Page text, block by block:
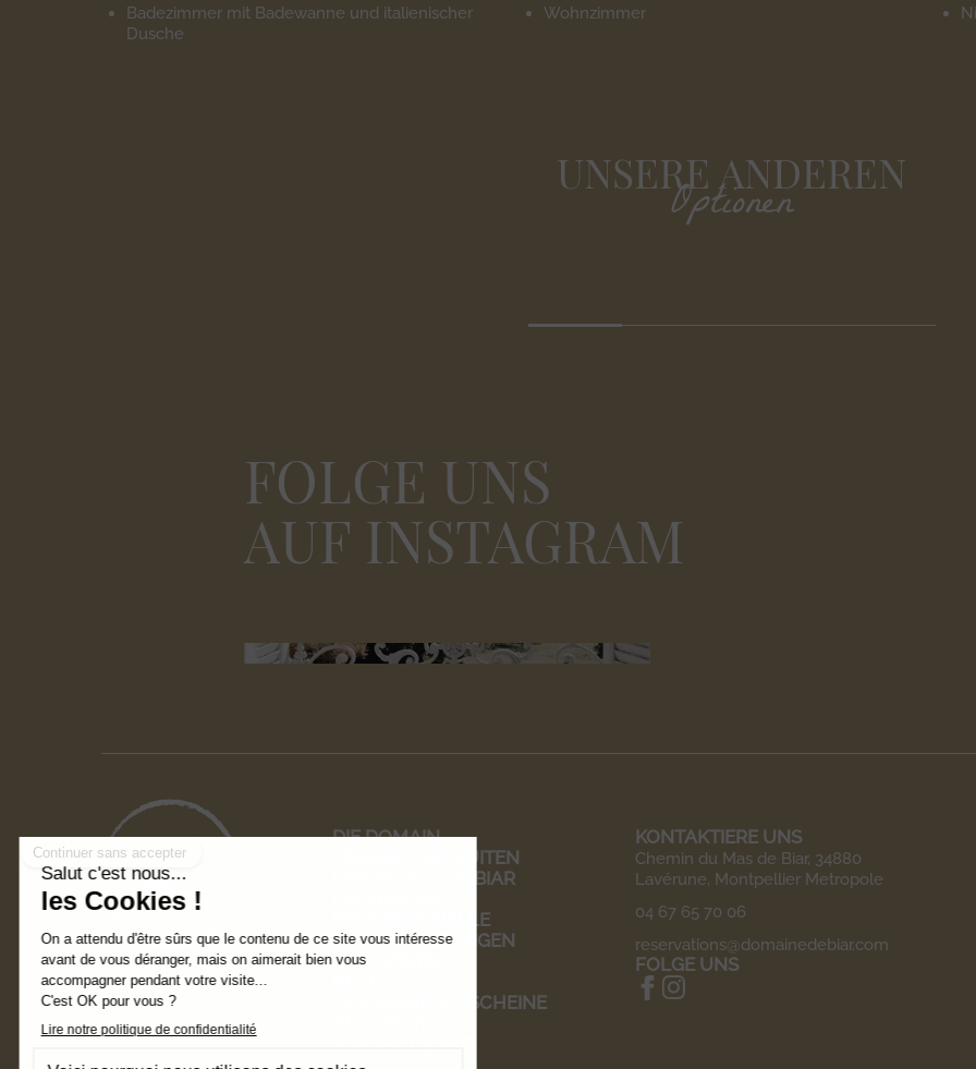
Badezimmer mit Badewanne und italienischer
Dusche
Wohnzimmer
UNSERE ANDEREN
Optionen
FOLGE UNS
AUF INSTAGRAM
DIE DOMAIN
ZIMMER UND SUITEN
DER TISCH VON BIAR
PROFESSIONELLE
VERANSTALTUNGEN
HOCHZEITEN
GESCHENKGUTSCHEINE
KONTAKTIERE UNS
Chemin du Mas de Biar, 34880
Lavérune, Montpellier Metropole
04 67 65 70 06
reservations@domainedebiar.com
FOLGE UNS